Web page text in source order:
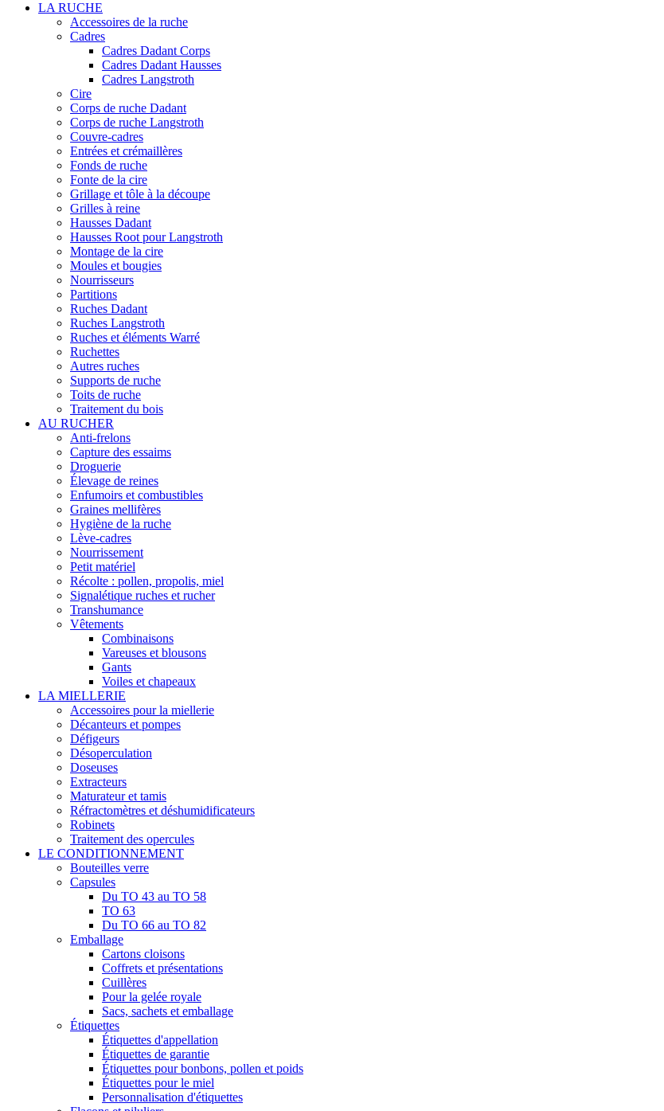
LA RUCHE
Accessoires de la ruche
Cadres
Cadres Dadant Corps
Cadres Dadant Hausses
Cadres Langstroth
Cire
Corps de ruche Dadant
Corps de ruche Langstroth
Couvre-cadres
Entrées et crémaillères
Fonds de ruche
Fonte de la cire
Grillage et tôle à la découpe
Grilles à reine
Hausses Dadant
Hausses Root pour Langstroth
Montage de la cire
Moules et bougies
Nourrisseurs
Partitions
Ruches Dadant
Ruches Langstroth
Ruches et éléments Warré
Ruchettes
Autres ruches
Supports de ruche
Toits de ruche
Traitement du bois
AU RUCHER
Anti-frelons
Capture des essaims
Droguerie
Élevage de reines
Enfumoirs et combustibles
Graines mellifères
Hygiène de la ruche
Lève-cadres
Nourrissement
Petit matériel
Récolte : pollen, propolis, miel
Signalétique ruches et rucher
Transhumance
Vêtements
Combinaisons
Vareuses et blousons
Gants
Voiles et chapeaux
LA MIELLERIE
Accessoires pour la miellerie
Décanteurs et pompes
Défigeurs
Désoperculation
Doseuses
Extracteurs
Maturateur et tamis
Réfractomètres et déshumidificateurs
Robinets
Traitement des opercules
LE CONDITIONNEMENT
Bouteilles verre
Capsules
Du TO 43 au TO 58
TO 63
Du TO 66 au TO 82
Emballage
Cartons cloisons
Coffrets et présentations
Cuillères
Pour la gelée royale
Sacs, sachets et emballage
Étiquettes
Étiquettes d'appellation
Étiquettes de garantie
Étiquettes pour bonbons, pollen et poids
Étiquettes pour le miel
Personnalisation d'étiquettes